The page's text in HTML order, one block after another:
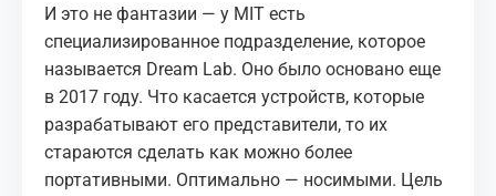
И это не фантазии — у MIT есть
специализированное подразделение, которое
называется Dream Lab. Оно было основано еще
в 2017 году. Что касается устройств, которые
разрабатывают его представители, то их
стараются сделать как можно более
портативными. Оптимально — носимыми. Цель